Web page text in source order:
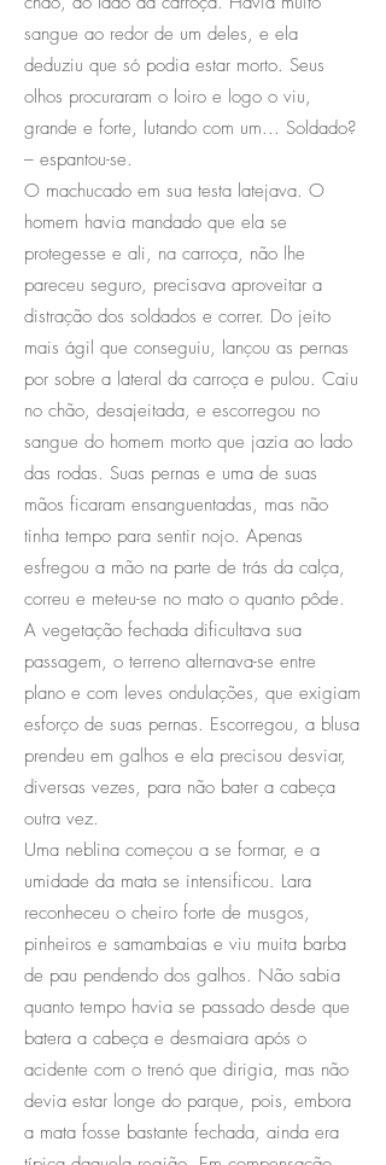
sangue ao redor de um deles, e ela
deduziu que só podia estar morto. Seus
olhos procuraram o loiro e logo o viu,
grande e forte, lutando com um... Soldado?
– espantou-se.
O machucado em sua testa latejava. O
homem havia mandado que ela se
protegesse e ali, na carroça, não lhe
pareceu seguro, precisava aproveitar a
distração dos soldados e correr. Do jeito
mais ágil que conseguiu, lançou as pernas
por sobre a lateral da carroça e pulou. Caiu
no chão, desajeitada, e escorregou no
sangue do homem morto que jazia ao lado
das rodas. Suas pernas e uma de suas
mãos ficaram ensanguentadas, mas não
tinha tempo para sentir nojo. Apenas
esfregou a mão na parte de trás da calça,
correu e meteu-se no mato o quanto pôde.
A vegetação fechada dificultava sua
passagem, o terreno alternava-se entre
plano e com leves ondulações, que exigiam
esforço de suas pernas. Escorregou, a blusa
prendeu em galhos e ela precisou desviar,
diversas vezes, para não bater a cabeça
outra vez.
Uma neblina começou a se formar, e a
umidade da mata se intensificou. Lara
reconheceu o cheiro forte de musgos,
pinheiros e samambaias e viu muita barba
de pau pendendo dos galhos. Não sabia
quanto tempo havia se passado desde que
batera a cabeça e desmaiara após o
acidente com o trenó que dirigia, mas não
devia estar longe do parque, pois, embora
a mata fosse bastante fechada, ainda era